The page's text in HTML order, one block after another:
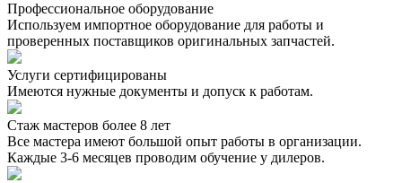
Профессиональное оборудование
Используем импортное оборудование для работы и
проверенных поставщиков оригинальных запчастей.
Услуги сертифицированы
Имеются нужные документы и допуск к работам.
Стаж мастеров более 8 лет
Все мастера имеют большой опыт работы в организации.
Каждые 3-6 месяцев проводим обучение у дилеров.